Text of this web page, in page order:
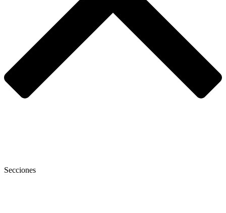
Secciones